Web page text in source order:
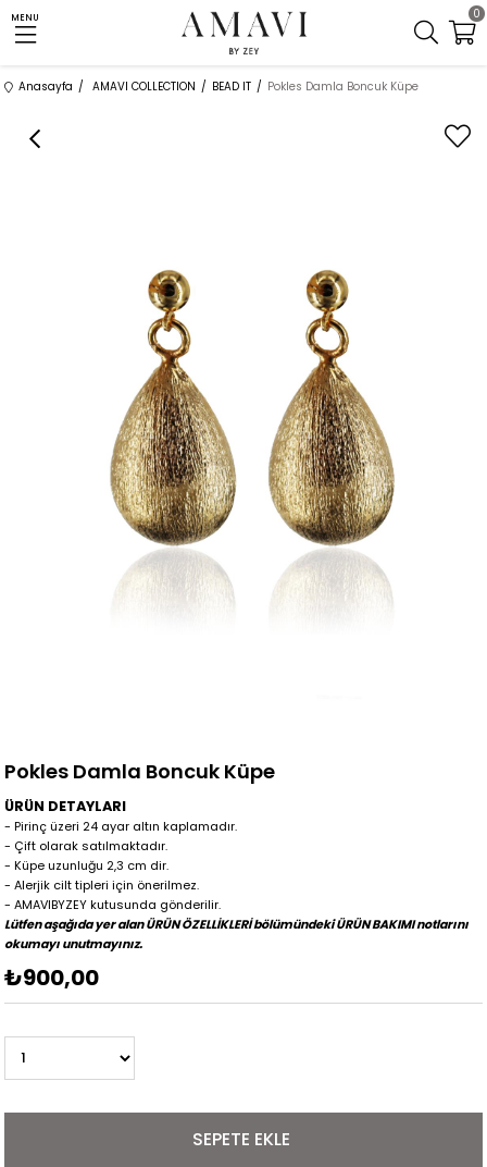
MENU 0
Anasayfa AMAVI COLLECTION BEAD IT Pokles Damla Boncuk Küpe
Pokles Damla Boncuk Küpe
ÜRÜN DETAYLARI
- Pirinç üzeri 24 ayar altın kaplamadır.
- Çift olarak satılmaktadır.
- Küpe uzunluğu 2,3 cm dir.
- Alerjik cilt tipleri için önerilmez.
- AMAVIBYZEY kutusunda gönderilir.
Lütfen aşağıda yer alan ÜRÜN ÖZELLİKLERİ bölümündeki ÜRÜN BAKIMI notlarını
okumayı unutmayınız.
₺900,00